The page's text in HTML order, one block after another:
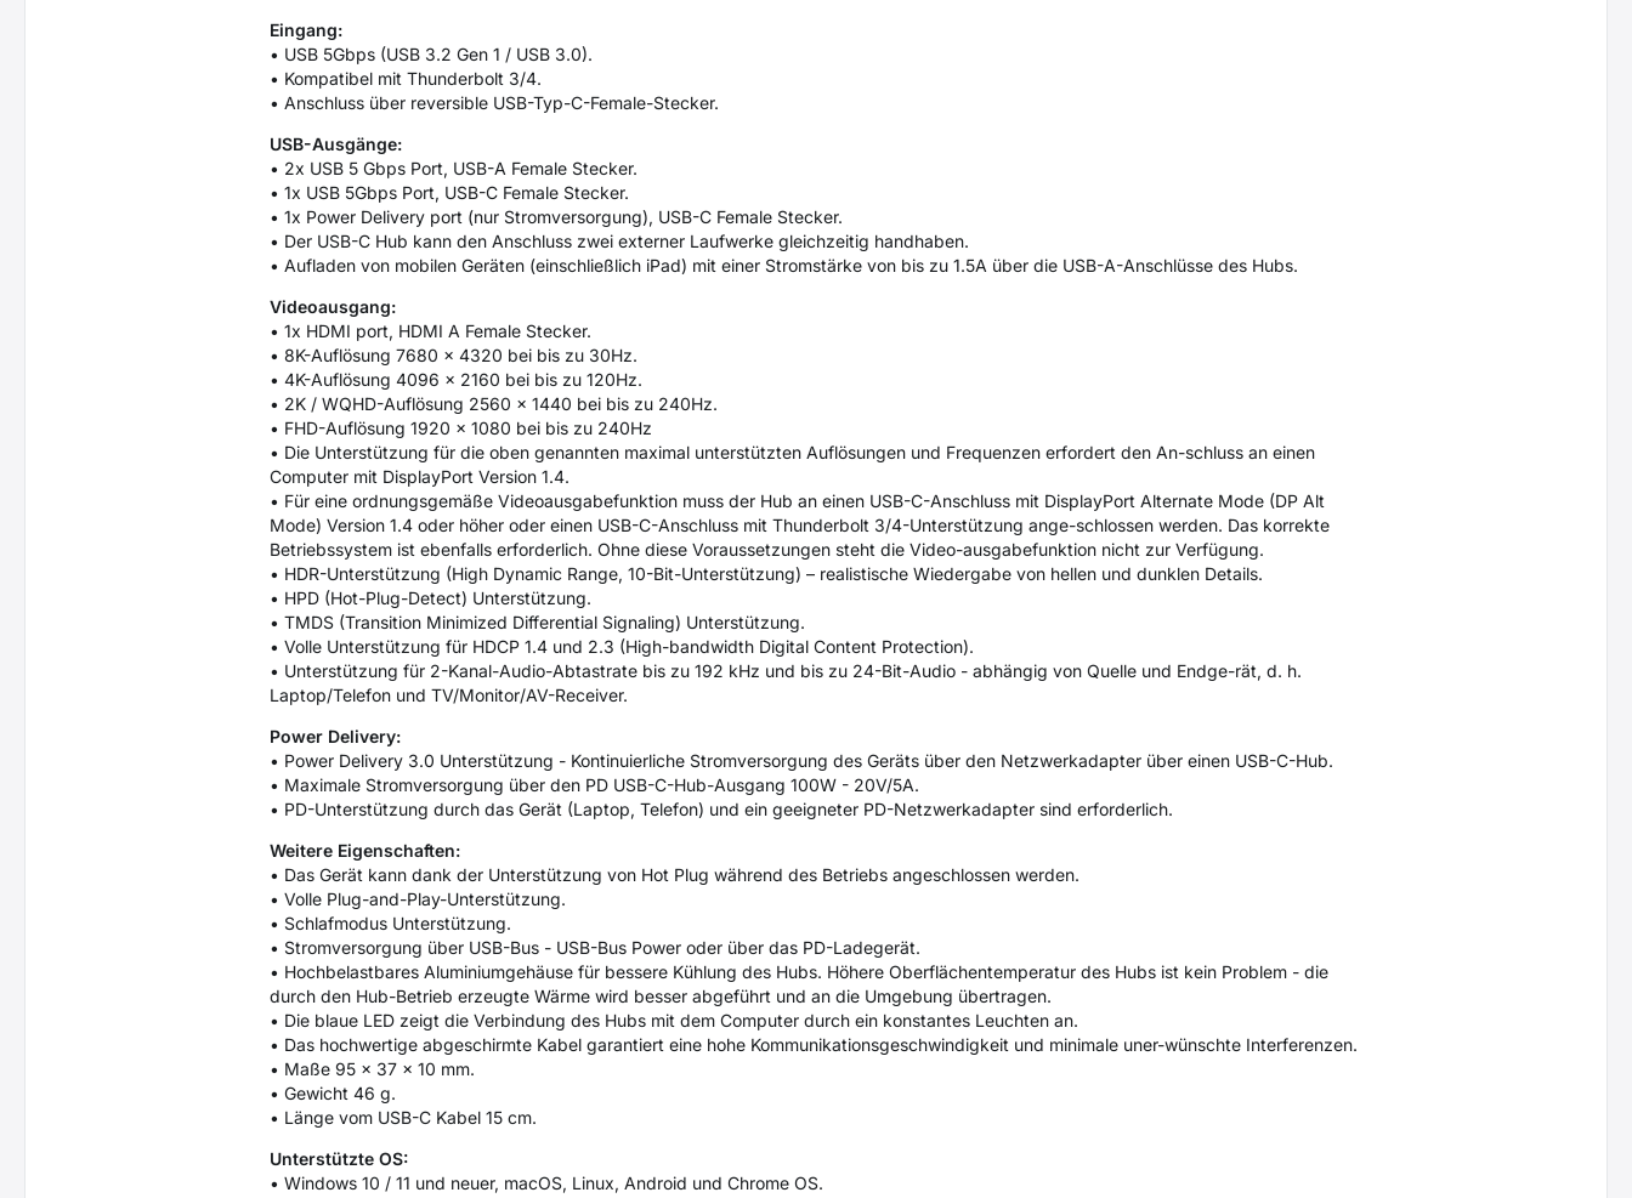
Eingang:
• USB 5Gbps (USB 3.2 Gen 1 / USB 3.0).
• Kompatibel mit Thunderbolt 3/4.
• Anschluss über reversible USB-Typ-C-Female-Stecker.
USB-Ausgänge:
• 2x USB 5 Gbps Port, USB-A Female Stecker.
• 1x USB 5Gbps Port, USB-C Female Stecker.
• 1x Power Delivery port (nur Stromversorgung), USB-C Female Stecker.
• Der USB-C Hub kann den Anschluss zwei externer Laufwerke gleichzeitig handhaben.
• Aufladen von mobilen Geräten (einschließlich iPad) mit einer Stromstärke von bis zu 1.5A über die USB-A-Anschlüsse des Hubs.
Videoausgang:
• 1x HDMI port, HDMI A Female Stecker.
• 8K-Auflösung 7680 × 4320 bei bis zu 30Hz.
• 4K-Auflösung 4096 x 2160 bei bis zu 120Hz.
• 2K / WQHD-Auflösung 2560 x 1440 bei bis zu 240Hz.
• FHD-Auflösung 1920 x 1080 bei bis zu 240Hz
• Die Unterstützung für die oben genannten maximal unterstützten Auflösungen und Frequenzen erfordert den An-schluss an einen
Computer mit DisplayPort Version 1.4.
• Für eine ordnungsgemäße Videoausgabefunktion muss der Hub an einen USB-C-Anschluss mit DisplayPort Alternate Mode (DP Alt
Mode) Version 1.4 oder höher oder einen USB-C-Anschluss mit Thunderbolt 3/4-Unterstützung ange-schlossen werden. Das korrekte
Betriebssystem ist ebenfalls erforderlich. Ohne diese Voraussetzungen steht die Video-ausgabefunktion nicht zur Verfügung.
• HDR-Unterstützung (High Dynamic Range, 10-Bit-Unterstützung) – realistische Wiedergabe von hellen und dunklen Details.
• HPD (Hot-Plug-Detect) Unterstützung.
• TMDS (Transition Minimized Differential Signaling) Unterstützung.
• Volle Unterstützung für HDCP 1.4 und 2.3 (High-bandwidth Digital Content Protection).
• Unterstützung für 2-Kanal-Audio-Abtastrate bis zu 192 kHz und bis zu 24-Bit-Audio - abhängig von Quelle und Endge-rät, d. h.
Laptop/Telefon und TV/Monitor/AV-Receiver.
Power Delivery:
• Power Delivery 3.0 Unterstützung - Kontinuierliche Stromversorgung des Geräts über den Netzwerkadapter über einen USB-C-Hub.
• Maximale Stromversorgung über den PD USB-C-Hub-Ausgang 100W - 20V/5A.
• PD-Unterstützung durch das Gerät (Laptop, Telefon) und ein geeigneter PD-Netzwerkadapter sind erforderlich.
Weitere Eigenschaften:
• Das Gerät kann dank der Unterstützung von Hot Plug während des Betriebs angeschlossen werden.
• Volle Plug-and-Play-Unterstützung.
• Schlafmodus Unterstützung.
• Stromversorgung über USB-Bus - USB-Bus Power oder über das PD-Ladegerät.
• Hochbelastbares Aluminiumgehäuse für bessere Kühlung des Hubs. Höhere Oberflächentemperatur des Hubs ist kein Problem - die
durch den Hub-Betrieb erzeugte Wärme wird besser abgeführt und an die Umgebung übertragen.
• Die blaue LED zeigt die Verbindung des Hubs mit dem Computer durch ein konstantes Leuchten an.
• Das hochwertige abgeschirmte Kabel garantiert eine hohe Kommunikationsgeschwindigkeit und minimale uner-wünschte Interferenzen.
• Maße 95 x 37 x 10 mm.
• Gewicht 46 g.
• Länge vom USB-C Kabel 15 cm.
Unterstützte OS:
• Windows 10 / 11 und neuer, macOS, Linux, Android und Chrome OS.